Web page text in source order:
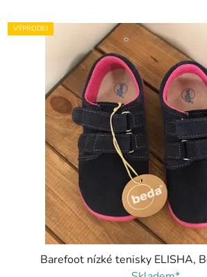
VÝPRODEJ
Barefoot nízké tenisky ELISHA,